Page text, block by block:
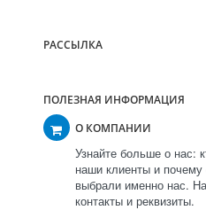
РАССЫЛКА
ПОЛЕЗНАЯ ИНФОРМАЦИЯ
О КОМПАНИИ
Узнайте больше о нас:
наши клиенты и почему
выбрали именно нас.
контакты и реквизиты.